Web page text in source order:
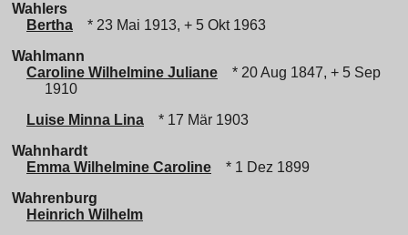
Wahlers
Bertha
* 23 Mai 1913, + 5 Okt 1963
Wahlmann
Caroline Wilhelmine Juliane
* 20 Aug 1847, + 5 Sep
1910
Luise Minna Lina
* 17 Mär 1903
Wahnhardt
Emma Wilhelmine Caroline
* 1 Dez 1899
Wahrenburg
Heinrich Wilhelm